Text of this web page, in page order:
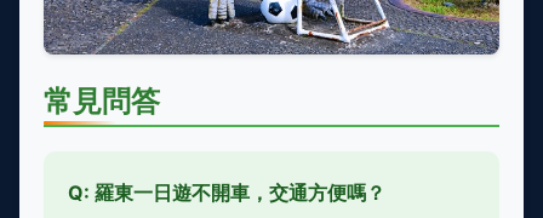
常見問答
Q: 羅東一日遊不開車，交通方便嗎？